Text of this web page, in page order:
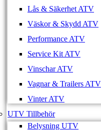
Lås & Säkerhet ATV
Väskor & Skydd ATV
Performance ATV
Service Kit ATV
Vinschar ATV
Vagnar & Trailers ATV
Vinter ATV
UTV Tillbehör
Belysning UTV